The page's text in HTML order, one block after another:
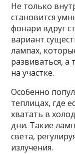
Не только
становится
фонари вдруг
вариант
лампах,
развиваться,
на участке.
Особенно
теплицах, где
хватать в
дни. Такие
света,
излучения.